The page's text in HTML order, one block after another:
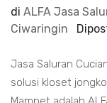
di ALFA Jasa
Ciwaringin
Jasa Saluran
solusi kloset